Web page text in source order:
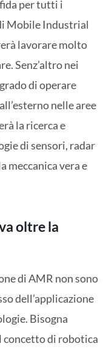
per tutti i
Mobile Industrial
lavorare molto
Senz’altro nei
di operare
nelle aree
la ricerca e
di sensori, radar
meccanica vera e
oltre la
di AMR non sono
dell’applicazione
Bisogna
concetto di robotica